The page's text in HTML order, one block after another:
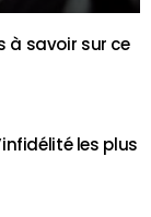
à savoir sur ce
les plus